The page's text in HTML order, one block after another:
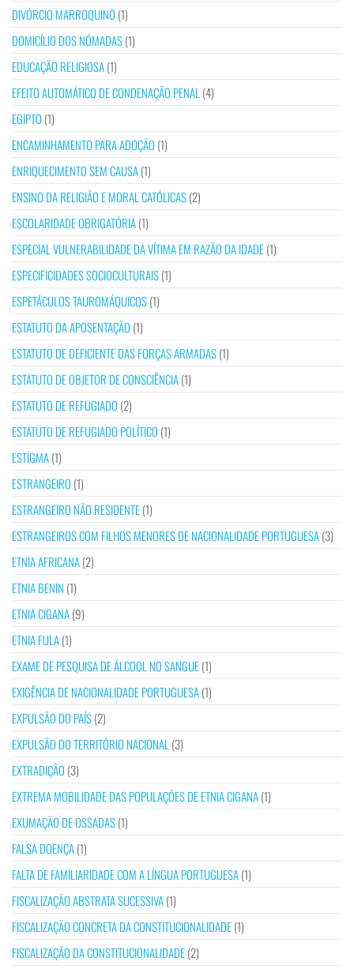
DIVÓRCIO MARROQUINO (1)
DOMICÍLIO DOS NÓMADAS(1)
EDUCAÇÃO RELIGIOSA(1)
EFEITO AUTOMÁTICO DE CONDENAÇÃO PENAL (4)
EGIPTO (1)
ENCAMINHAMENTO PARA ADOÇÃO (1)
ENRIQUECIMENTO SEM CAUSA(1)
ENSINO DA RELIGIÃO E MORAL CATÓLICAS(2)
ESCOLARIDADE OBRIGATÓRIA(1)
ESPECIAL VULNERABILIDADE DA VÍTIMA EM RAZÃO DA IDADE(1)
ESPECIFICIDADES SOCIOCULTURAIS(1)
ESPETÁCULOS TAUROMÁQUICOS(1)
ESTATUTO DA APOSENTAÇÃO (1)
ESTATUTO DE DEFICIENTE DAS FORÇAS ARMADAS(1)
ESTATUTO DE OBJETOR DE CONSCIÊNCIA(1)
ESTATUTO DE REFUGIADO (2)
ESTATUTO DE REFUGIADO POLÍTICO (1)
ESTIGMA(1)
ESTRANGEIRO (1)
ESTRANGEIRO NÃO RESIDENTE(1)
ESTRANGEIROS COM FILHOS MENORES DE NACIONALIDADE PORTUGUESA(3)
ETNIA AFRICANA(2)
ETNIA BENIN (1)
ETNIA CIGANA(9)
ETNIA FULA(1)
EXAME DE PESQUISA DE ÁLCOOL NO SANGUE(1)
EXIGÊNCIA DE NACIONALIDADE PORTUGUESA(1)
EXPULSÃO DO PAÍS(2)
EXPULSÃO DO TERRITÓRIO NACIONAL (3)
EXTRADIÇÃO (3)
EXTREMA MOBILIDADE DAS POPULAÇÕES DE ETNIA CIGANA(1)
EXUMAÇÃO DE OSSADAS(1)
FALSA DOENÇA(1)
FALTA DE FAMILIARIDADE COM A LÍNGUA PORTUGUESA(1)
FISCALIZAÇÃO ABSTRATA SUCESSIVA(1)
FISCALIZAÇÃO CONCRETA DA CONSTITUCIONALIDADE(1)
FISCALIZAÇÃO DA CONSTITUCIONALIDADE(2)